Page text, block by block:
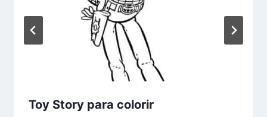
Toy Story para colorir